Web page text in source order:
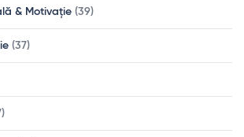
& Motivație (39)
(37)